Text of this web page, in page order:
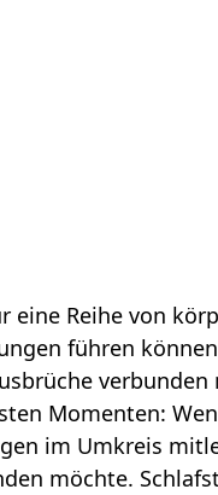
Reihe von
führen
Momenten:
im Umkreis
möchte.